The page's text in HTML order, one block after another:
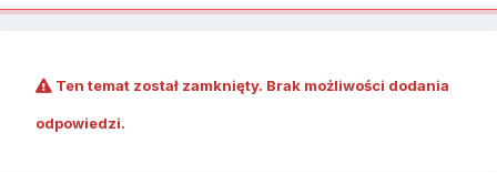
Ten temat został zamknięty. Brak możliwości dodania
odpowiedzi.